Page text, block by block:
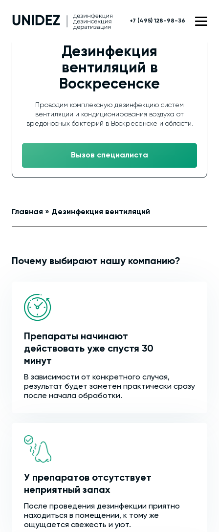
+7 (495) 128-98-36
Дезинфекция
вентиляций в
Воскресенске
Проводим комплексную дезинфекцию систем
вентиляции и кондиционирования воздуха от
вредоносных бактерий в Воскресенске и области.
Вызов специалиста
Главная » Дезинфекция вентиляций
Почему выбирают нашу компанию?
Препараты начинают
действовать уже спустя 30
минут
В зависимости от конкретного случая,
результат будет заметен практически сразу
после начала обработки.
У препаратов отсутствует
неприятный запах
После проведения дезинфекции приятно
находиться в помещении, к тому же
ощущается свежесть и уют.